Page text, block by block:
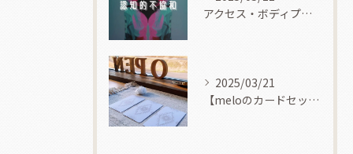
アクセス・ボディプロセス
2025/03/21
【meloのカードセッション】